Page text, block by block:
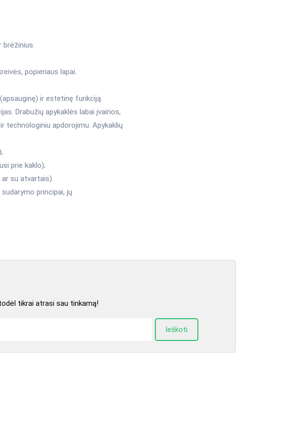
brėžinius.
popieriaus lapai.
ir estetinę funkciją.
Drabužių apykaklės labai įvairios,
technologiniu apdorojimu. Apykaklių
prie kaklo);
ar su atvartais).
principai, jų
tikrai atrasi sau tinkamą!
Ieškoti